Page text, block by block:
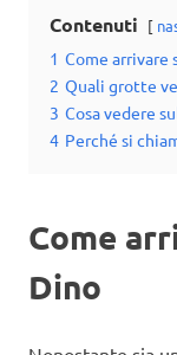
Contenuti
1 Come arrivare
2 Quali grotte
3 Cosa vedere
4 Perché si
Come
Dino